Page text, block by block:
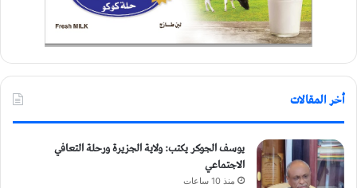
أخر المقالات
يوسف الجوكر يكتب: ولاية الجزيرة ورحلة التعافي
الاجتماعي
منذ 10 ساعات